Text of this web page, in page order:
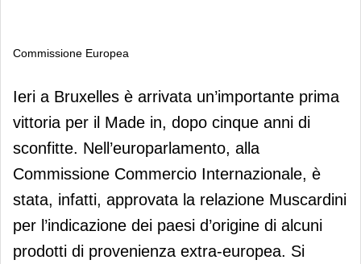
Commissione Europea
Commissione Europea
Ieri a Bruxelles è arrivata un’importante prima
vittoria per il Made in, dopo cinque anni di
sconfitte. Nell’europarlamento, alla
Commissione Commercio Internazionale, è
stata, infatti, approvata la relazione Muscardini
per l’indicazione dei paesi d’origine di alcuni
prodotti di provenienza extra-europea. Si